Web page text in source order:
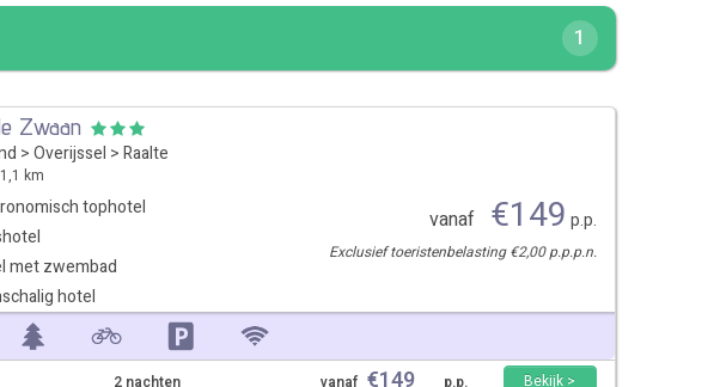
1
Zwaan
> Overijssel > Raalte
km
tophotel
met zwembad
hotel
vanaf €149 p.p.
Exclusief toeristenbelasting €2,00 p.p.p.n.
2 nachten vanaf €149 p.p. Bekijk >